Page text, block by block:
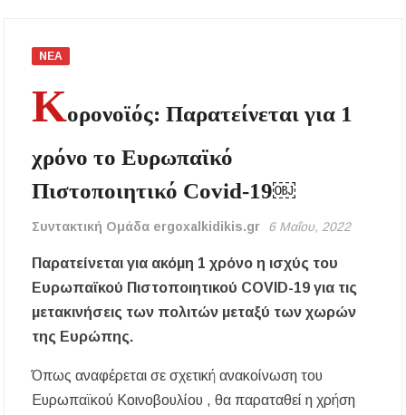
Χαλκιδική: Νεκρός 68χρονος λουόμενος στην
Χαλκιδική: Πρωταθλήτρια στις καταγγελίες
τους ελέγχους
Εγκρίθηκε η λειτουργία τμήματος της Σ.Α.Ε.Κ.
Μουδανιών στον Πολύγυρο– Δικαίωση της
Η ΕΥΑΘ επεκτείνεται στη Χαλκιδική – Τι
αποχέτευση
Χαλκιδική: Νεκρός 69χρονος λουόμενος στην
παραλία Σίβηρης
Διακοπές ρεύματος σε περιοχές της Χαλκιδικής
– Πότε και πού θα σημειωθούν
ΝΕΑ
Κορονοϊός: Παρατείνεται για 1
χρόνο το Ευρωπαϊκό
Πιστοποιητικό Covid-19￼
Συντακτική Ομάδα ergoxalkidikis.gr 6 Μαΐου, 2022
Παρατείνεται για ακόμη 1 χρόνο η ισχύς του
Ευρωπαϊκού Πιστοποιητικού COVID-19 για τις
μετακινήσεις των πολιτών μεταξύ των χωρών
της Ευρώπης.
Όπως αναφέρεται σε σχετική ανακοίνωση του
Ευρωπαϊκού Κοινοβουλίου , θα παραταθεί η χρήση